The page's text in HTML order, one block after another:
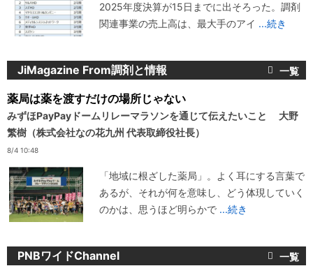
2025年度決算が15日までに出そろった。調剤
関連事業の売上高は、最大手のアイ ...続き
JiMagazine From調剤と情報
薬局は薬を渡すだけの場所じゃない
みずほPayPayドームリレーマラソンを通じて伝えたいこと 大野
繁樹（株式会社なの花九州 代表取締役社長）
8/4 10:48
「地域に根ざした薬局」。よく耳にする言葉で
あるが、それが何を意味し、どう体現していく
のかは、思うほど明らかで ...続き
PNBワイドChannel